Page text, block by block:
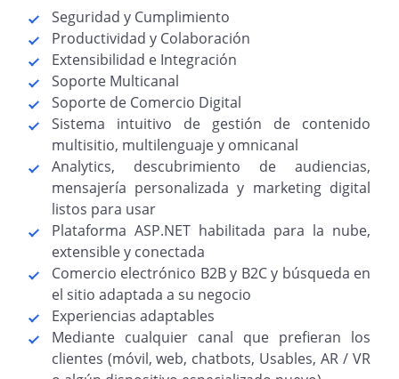
Seguridad y Cumplimiento
Productividad y Colaboración
Extensibilidad e Integración
Soporte Multicanal
Soporte de Comercio Digital
Sistema intuitivo de gestión de contenido
multisitio, multilenguaje y omnicanal
Analytics, descubrimiento de audiencias,
mensajería personalizada y marketing digital
listos para usar
Plataforma ASP.NET habilitada para la nube,
extensible y conectada
Comercio electrónico B2B y B2C y búsqueda en
el sitio adaptada a su negocio
Experiencias adaptables
Mediante cualquier canal que prefieran los
clientes (móvil, web, chatbots, Usables, AR / VR